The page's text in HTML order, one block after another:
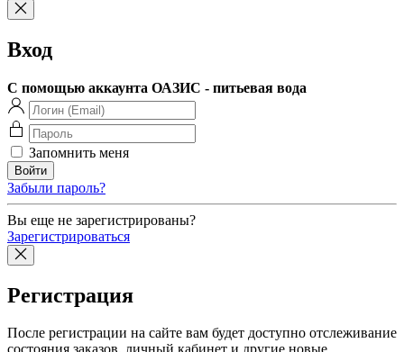
Вход
С помощью аккаунта ОАЗИС - питьевая вода
Запомнить меня
Забыли пароль?
Вы еще не зарегистрированы?
Зарегистрироваться
Регистрация
После регистрации на сайте вам будет доступно отслеживание